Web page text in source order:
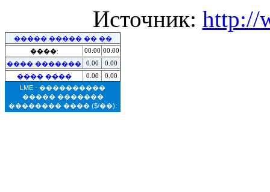
Источник: http://
����� ����� �� ��
����:
00:00 00:00
���� �������
0.00
0.00
���� ����
0.00
0.00
LME - ����������
����� �������
�������� ���� ($/��):